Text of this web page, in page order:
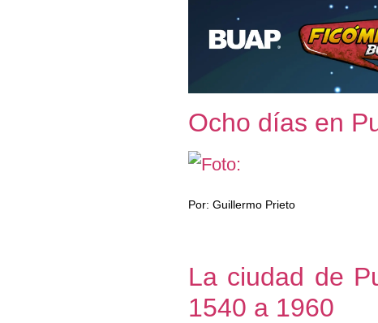
Ocho días en
Por: Guillermo Prieto
La ciudad de
1540 a 1960